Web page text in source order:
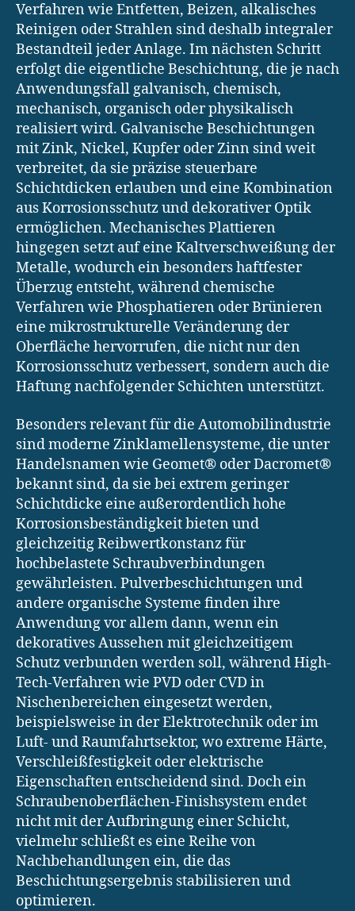
Verfahren wie Entfetten, Beizen, alkalisches
Reinigen oder Strahlen sind deshalb integraler
Bestandteil jeder Anlage. Im nächsten Schritt
erfolgt die eigentliche Beschichtung, die je nach
Anwendungsfall galvanisch, chemisch,
mechanisch, organisch oder physikalisch
realisiert wird. Galvanische Beschichtungen
mit Zink, Nickel, Kupfer oder Zinn sind weit
verbreitet, da sie präzise steuerbare
Schichtdicken erlauben und eine Kombination
aus Korrosionsschutz und dekorativer Optik
ermöglichen. Mechanisches Plattieren
hingegen setzt auf eine Kaltverschweißung der
Metalle, wodurch ein besonders haftfester
Überzug entsteht, während chemische
Verfahren wie Phosphatieren oder Brünieren
eine mikrostrukturelle Veränderung der
Oberfläche hervorrufen, die nicht nur den
Korrosionsschutz verbessert, sondern auch die
Haftung nachfolgender Schichten unterstützt.
Besonders relevant für die Automobilindustrie
sind moderne Zinklamellensysteme, die unter
Handelsnamen wie Geomet® oder Dacromet®
bekannt sind, da sie bei extrem geringer
Schichtdicke eine außerordentlich hohe
Korrosionsbeständigkeit bieten und
gleichzeitig Reibwertkonstanz für
hochbelastete Schraubverbindungen
gewährleisten. Pulverbeschichtungen und
andere organische Systeme finden ihre
Anwendung vor allem dann, wenn ein
dekoratives Aussehen mit gleichzeitigem
Schutz verbunden werden soll, während High-
Tech-Verfahren wie PVD oder CVD in
Nischenbereichen eingesetzt werden,
beispielsweise in der Elektrotechnik oder im
Luft- und Raumfahrtsektor, wo extreme Härte,
Verschleißfestigkeit oder elektrische
Eigenschaften entscheidend sind. Doch ein
Schraubenoberflächen-Finishsystem endet
nicht mit der Aufbringung einer Schicht,
vielmehr schließt es eine Reihe von
Nachbehandlungen ein, die das
Beschichtungsergebnis stabilisieren und
optimieren.